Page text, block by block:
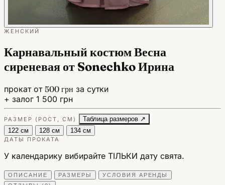
ЖЕНСКИЙ
Карнавальный костюм Весна
сиреневая от Sonechko Ирина
прокат от 500 грн за сутки
+ залог 1 500 грн
РАЗМЕР (РОСТ, СМ)
Таблица размеров ↗
122 см
128 см 134 см
ДАТЫ ПРОКАТА
У календарику вибирайте ТІЛЬКИ дату свята.
ОПИСАНИЕ РАЗМЕРЫ
УСЛОВИЯ АРЕНДЫ